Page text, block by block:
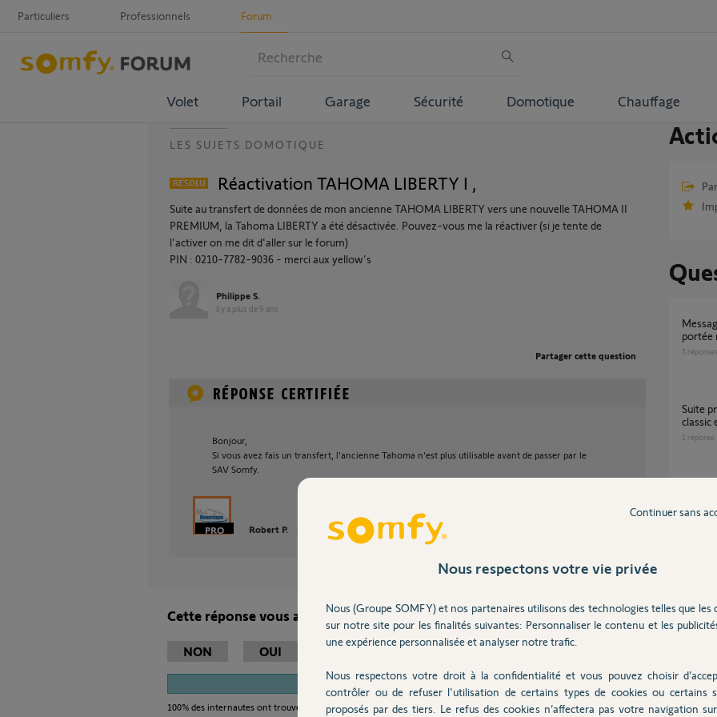
Particuliers Professionnels Forum
Volet Portail Garage Sécurité Domotique Chauffage
LES SUJETS DOMOTIQUE
Réactivation TAHOMA LIBERTY I ,
Suite au transfert de données de mon ancienne TAHOMA LIBERTY vers une nouvelle TAHOMA II
PREMIUM, la Tahoma LIBERTY a été désactivée. Pouvez-vous me la réactiver (si je tente de
l'activer on me dit d'aller sur le forum)
PIN : 0210-7782-9036 - merci aux yellow's
Philippe S.
il y a plus de 9 ans
Partager cette question
Bonjour,
Si vous avez fais un transfert, l'ancienne Tahoma n'est plus utilisable avant de passer par le
SAV Somfy.
Robert P. il y a plus de 9 ans
Cette réponse vous a-t-elle aidé ?
NON OUI
100%
100% des internautes ont trouvé cette réponse utile
Message : " L’équipement semble hors de
portée
5 réponses
Suite probléme entre application TAHOMA
classic
1 réponse
Liberty
17
Nous respectons votre vie privée
Nous (Groupe SOMFY) et nos partenaires utilisons des technologies telles que les
sur notre site pour les finalités suivantes: Personnaliser le contenu et les
une expérience personnalisée et analyser notre trafic.
Nous respectons votre droit à la confidentialité et vous pouvez choisir
contrôler ou de refuser l'utilisation de certains types de cookies ou certains
proposés par des tiers. Le refus des cookies n’affectera pas votre navigation
Continuer sans